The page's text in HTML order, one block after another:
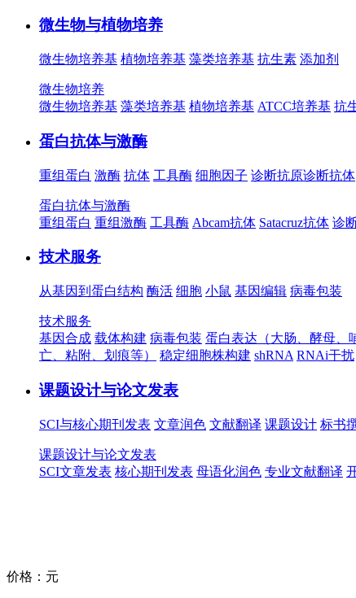
微生物与植物培养
微生物培养基 植物培养基 藻类培养基 抗生素 添加剂
微生物培养
微生物培养基 藻类培养基 植物培养基 ATCC培养基 抗
蛋白抗体与激酶
重组蛋白 激酶 抗体 工具酶 细胞因子 诊断抗原诊断抗体
蛋白抗体与激酶
重组蛋白 重组激酶 工具酶 Abcam抗体 Satacruz抗体 诊
技术服务
从基因到蛋白结构 酶活 细胞 小鼠 基因编辑 病毒包装
技术服务
基因合成 载体构建 病毒包装 蛋白表达（大肠、酵母、
亡、粘附、划痕等）
稳定细胞株构建 shRNA RNAi干扰
课题设计与论文发表
SCI与核心期刊发表 文章润色 文献翻译 课题设计 标书
课题设计与论文发表
SCI文章发表 核心期刊发表 母语化润色 专业文献翻译
价格： 元